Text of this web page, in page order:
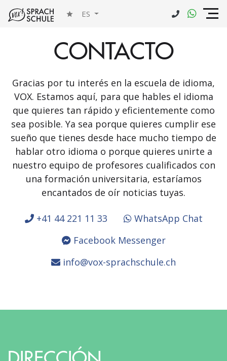
ES
CONTACTO
Gracias por tu interés en la escuela de idioma,
VOX. Estamos aquí, para que hables el idioma
que quieres tan rápido y eficientemente como
sea posible. Ya sea porque quieres cumplir ese
sueño que tienes desde hace mucho tiempo de
hablar otro idioma o porque quieres unirte a
nuestro equipo de profesores cualificados con
una formación universitaria, estaríamos
encantados de oír noticias tuyas.
+41 44 221 11 33
WhatsApp Chat
Facebook Messenger
info@vox-sprachschule.ch